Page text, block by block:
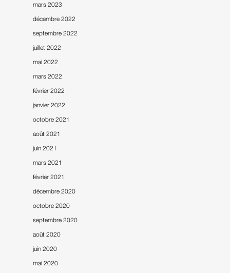
mars 2023
décembre 2022
septembre 2022
juillet 2022
mai 2022
mars 2022
février 2022
janvier 2022
octobre 2021
août 2021
juin 2021
mars 2021
février 2021
décembre 2020
octobre 2020
septembre 2020
août 2020
juin 2020
mai 2020